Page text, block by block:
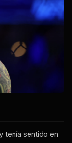
tenía sentido en